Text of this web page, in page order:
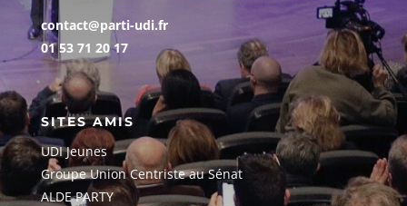
contact@parti-udi.fr
01 53 71 20 17
SITES AMIS
UDI Jeunes
Groupe Union Centriste au Sénat
ALDE PARTY